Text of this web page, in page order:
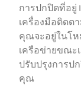
การปกปิดที่อยู่
เครื่องมือติด
คุณจะอยู่ในโห
เครือข่ายขณะ
ปรับปรุงการป
คุณ